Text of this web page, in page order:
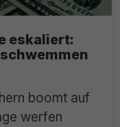
eskaliert:
boomt auf
werfen